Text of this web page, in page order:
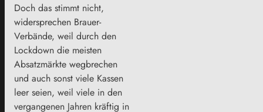
Doch das stimmt nicht,
widersprechen Brauer-
Verbände, weil durch den
Lockdown die meisten
Absatzmärkte wegbrechen
und auch sonst viele Kassen
leer seien, weil viele in den
vergangenen Jahren kräftig in